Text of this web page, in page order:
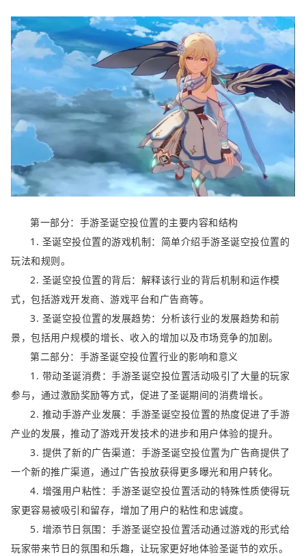
第一部分：手游圣诞空投位置的主要内容和结构
1. 圣诞空投位置的游戏机制：简单介绍手游圣诞空投位置的
玩法和规则。
2. 圣诞空投位置的背后：解释该行业的背后机制和运作模
式，包括游戏开发商、游戏平台和广告商等。
3. 圣诞空投位置的发展趋势：分析该行业的发展趋势和前
景，包括用户规模的增长、收入的增加以及市场竞争的加剧。
第二部分：手游圣诞空投位置行业的影响和意义
1. 带动圣诞消费：手游圣诞空投位置活动吸引了大量的玩家
参与，通过激励奖励等方式，促进了圣诞期间的消费增长。
2. 推动手游产业发展：手游圣诞空投位置的热度促进了手游
产业的发展，推动了游戏开发技术的进步和用户体验的提升。
3. 提供了新的广告渠道：手游圣诞空投位置为广告商提供了
一个新的推广渠道，通过广告投放获得更多曝光和用户转化。
4. 增强用户粘性：手游圣诞空投位置活动的特殊性质使得玩
家更容易被吸引和留存，增加了用户的粘性和忠诚度。
5. 增添节日氛围：手游圣诞空投位置活动通过游戏的形式给
玩家带来节日的氛围和乐趣，让玩家更好地体验圣诞节的欢乐。